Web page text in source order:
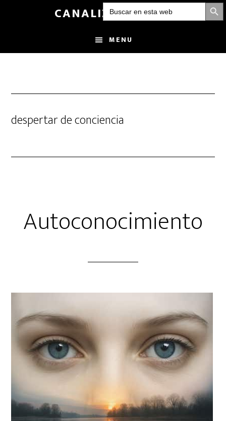
Buscar:
content
CANALIZANDOLUZ
MENU
despertar de conciencia
Autoconocimiento